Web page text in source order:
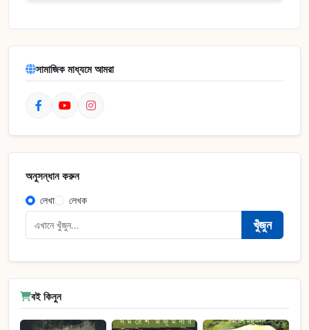
সামাজিক মাধ্যমে আমরা
অনুসন্ধান করুন
লেখা লেখক
খুঁজুন
বই কিনুন